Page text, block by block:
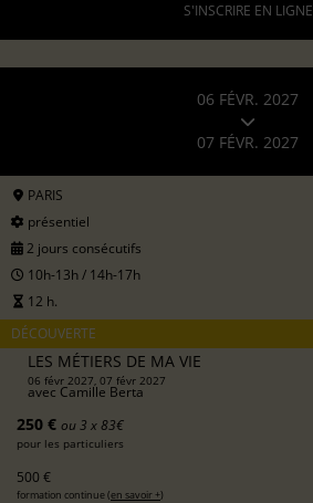
S'INSCRIRE EN LIGNE
06 FÉVR. 2027
07 FÉVR. 2027
PARIS
présentiel
2 jours consécutifs
10h-13h / 14h-17h
12 h.
DÉCOUVERTE
LES MÉTIERS DE MA VIE
06 févr 2027, 07 févr 2027
avec Camille Berta
250 € ou 3 x 83€
pour les particuliers
500 €
formation continue (en savoir +)